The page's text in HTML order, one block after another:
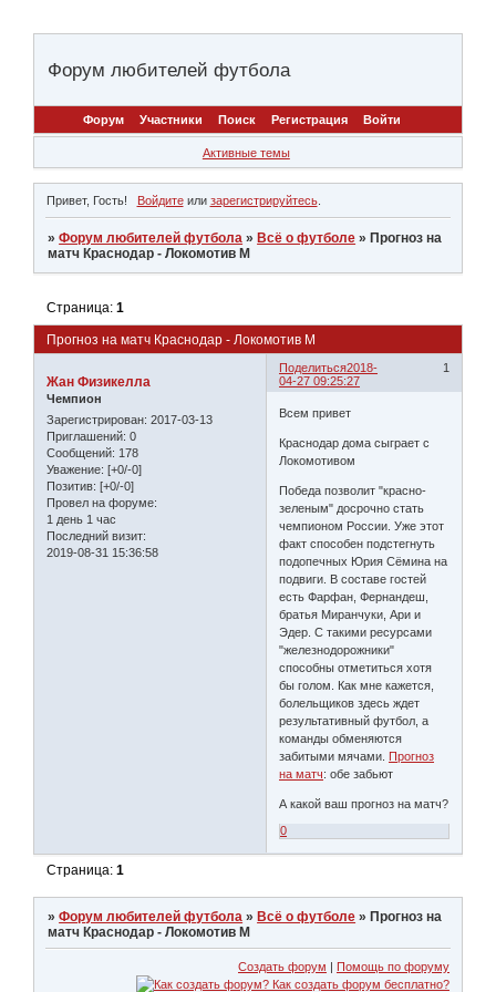
Форум любителей футбола
Форум Участники Поиск Регистрация Войти
Активные темы
Привет, Гость! Войдитеили зарегистрируйтесь.
»Форум любителей футбола » Всё о футболе » Прогноз на
матч Краснодар - Локомотив М
Прогноз на матч Краснодар - Локомотив М
Страница:1
Поделиться 1
2018-
04-27 09:25:27
Жан Физикелла
Чемпион
Зарегистрирован: 2017-03-13
Приглашений: 0
Сообщений: 178
Уважение: [+0/-0]
Позитив: [+0/-0]
Провел на форуме:
1 день 1 час
Последний визит:
2019-08-31 15:36:58
Всем привет
Краснодар дома сыграет с
Локомотивом
Победа позволит "красно-
зеленым" досрочно стать
чемпионом России. Уже этот
факт способен подстегнуть
подопечных Юрия Сёмина на
подвиги. В составе гостей
есть Фарфан, Фернандеш,
братья Миранчуки, Ари и
Эдер. С такими ресурсами
"железнодорожники"
способны отметиться хотя
бы голом. Как мне кажется,
болельщиков здесь ждет
результативный футбол, а
команды обменяются
забитыми мячами.Прогноз
на матч: обе забьют
А какой ваш прогноз на матч?
0
Страница:1
»Форум любителей футбола »Всё о футболе »Прогноз на
матч Краснодар - Локомотив М
Создать форум | Помощь по форуму